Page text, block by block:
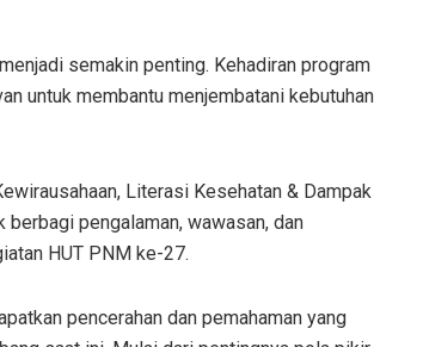
semakin penting. Kehadiran program
untuk membantu menjembatani kebutuhan
Literasi Kesehatan & Dampak
berbagi pengalaman, wawasan, dan
HUT PNM ke-27.
pencerahan dan pemahaman yang